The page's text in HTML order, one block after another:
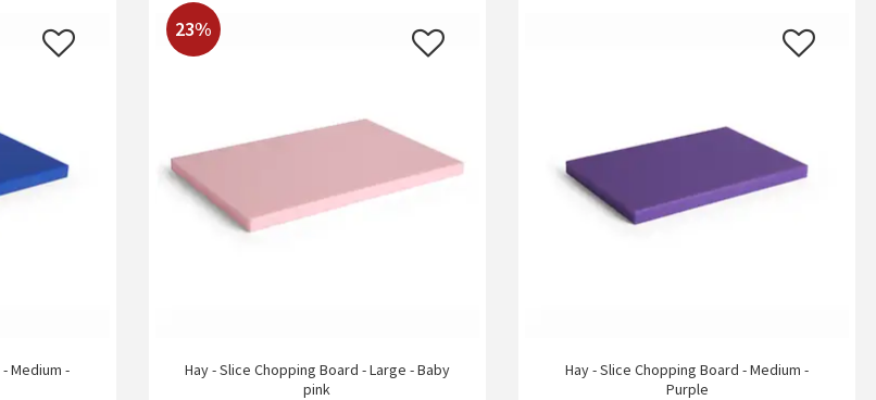
Medium -
23%
Hay - Slice Chopping Board - Large - Baby
pink
Hay - Slice Chopping Board - Medium -
Purple